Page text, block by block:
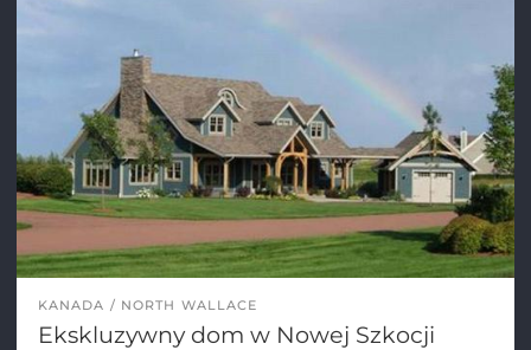
KANADA NORTH WALLACE
Ekskluzywny dom w Nowej Szkocji